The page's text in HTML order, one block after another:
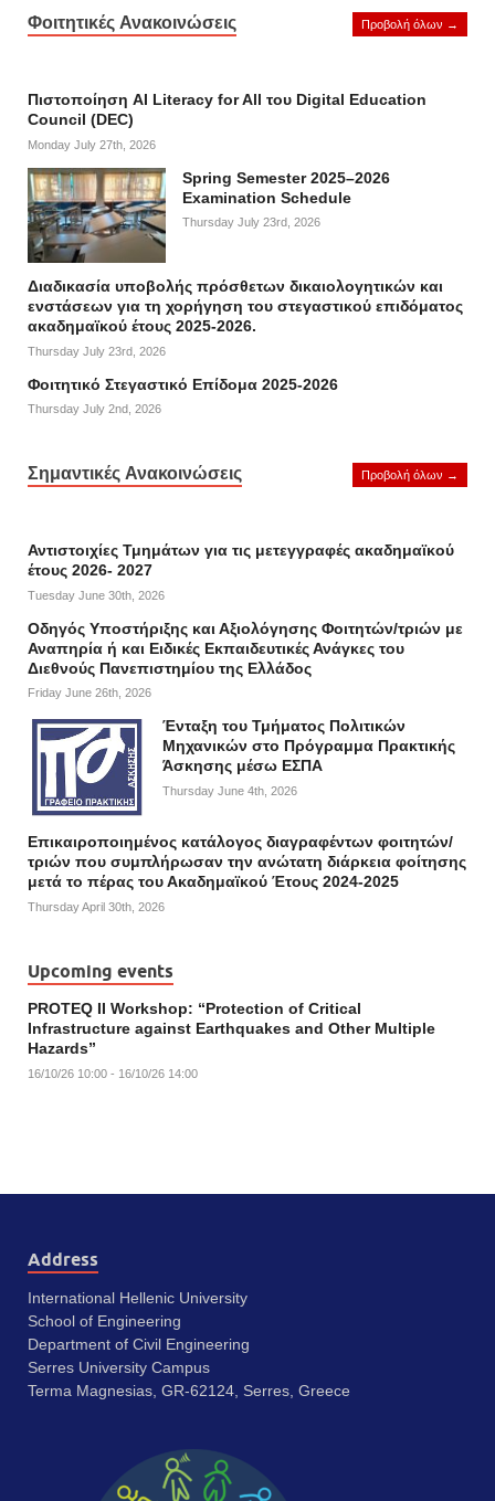
Φοιτητικές Ανακοινώσεις Προβολή όλων →
Πιστοποίηση AI Literacy for All του Digital Education
Council (DEC)
Monday July 27th, 2026
Spring Semester 2025–2026
Examination Schedule
Thursday July 23rd, 2026
Διαδικασία υποβολής πρόσθετων δικαιολογητικών και
ενστάσεων για τη χορήγηση του στεγαστικού επιδόματος
ακαδημαϊκού έτους 2025-2026.
Thursday July 23rd, 2026
Φοιτητικό Στεγαστικό Επίδομα 2025-2026
Thursday July 2nd, 2026
Σημαντικές Ανακοινώσεις Προβολή όλων →
Αντιστοιχίες Τμημάτων για τις μετεγγραφές ακαδημαϊκού
έτους 2026- 2027
Tuesday June 30th, 2026
Οδηγός Υποστήριξης και Αξιολόγησης Φοιτητών/τριών με
Αναπηρία ή και Ειδικές Εκπαιδευτικές Ανάγκες του
Διεθνούς Πανεπιστημίου της Ελλάδος
Friday June 26th, 2026
Ένταξη του Τμήματος Πολιτικών
Μηχανικών στο Πρόγραμμα Πρακτικής
Άσκησης μέσω ΕΣΠΑ
Thursday June 4th, 2026
Επικαιροποιημένος κατάλογος διαγραφέντων φοιτητών/
τριών που συμπλήρωσαν την ανώτατη διάρκεια φοίτησης
μετά το πέρας του Ακαδημαϊκού Έτους 2024-2025
Thursday April 30th, 2026
Upcoming events
PROTEQ II Workshop: “Protection of Critical
Infrastructure against Earthquakes and Other Multiple
Hazards”
16/10/26 10:00 - 16/10/26 14:00
Address
International Hellenic University
School of Engineering
Department of Civil Engineering
Serres University Campus
Terma Magnesias, GR-62124, Serres, Greece